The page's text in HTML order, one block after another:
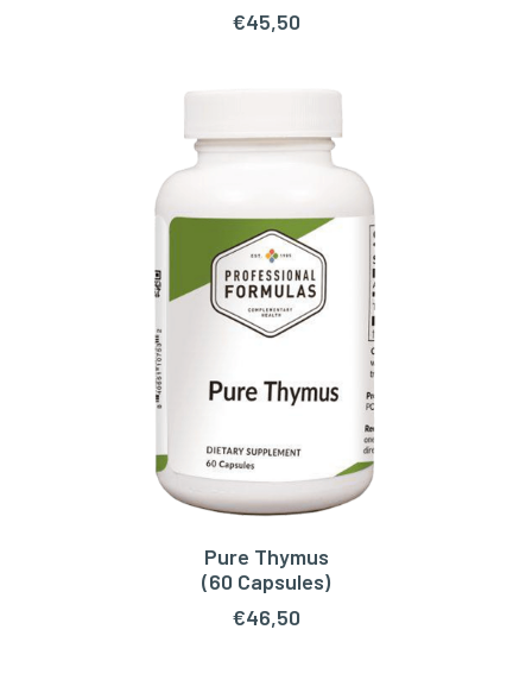
€45,50
TOEVOEGEN AAN WINKELWAGEN
Pure Thymus
(60 Capsules)
€46,50